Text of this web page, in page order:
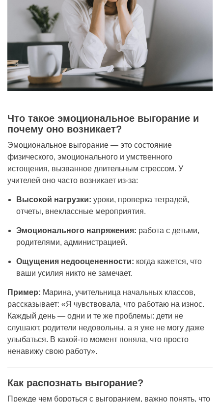
Что такое эмоциональное выгорание и
почему оно возникает?
Эмоциональное выгорание — это состояние
физического, эмоционального и умственного
истощения, вызванное длительным стрессом. У
учителей оно часто возникает из-за:
Высокой нагрузки: уроки, проверка тетрадей,
отчеты, внеклассные мероприятия.
Эмоционального напряжения: работа с детьми,
родителями, администрацией.
Ощущения недооцененности: когда кажется, что
ваши усилия никто не замечает.
Пример: Марина, учительница начальных классов,
рассказывает: «Я чувствовала, что работаю на износ.
Каждый день — одни и те же проблемы: дети не
слушают, родители недовольны, а я уже не могу даже
улыбаться. В какой-то момент поняла, что просто
ненавижу свою работу».
Как распознать выгорание?
Прежде чем бороться с выгоранием, важно понять, что